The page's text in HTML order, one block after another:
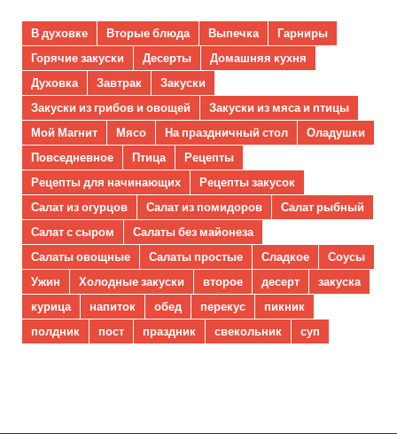
В духовке Вторые блюда Выпечка
Гарниры
Горячие закуски
Десерты
Домашняя кухня
Духовка
Завтрак
Закуски
Закуски из грибов и овощей
Закуски из мяса и птицы
Мой Магнит
Мясо На праздничный стол
Оладушки
Повседневное
Птица
Рецепты
Рецепты для начинающих
Рецепты закусок
Салат из огурцов
Салат из помидоров
Салат рыбный
Салат с сыром
Салаты без майонеза
Салаты овощные
Салаты простые Сладкое
Соусы
Ужин
Холодные закуски второе десерт
закуска
курица
напиток обед перекус
пикник
полдник
пост праздник свекольник суп